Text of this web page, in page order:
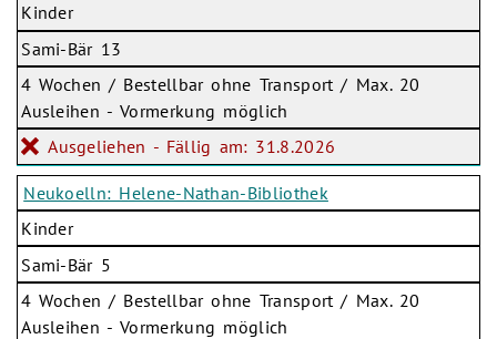
Kinder
Sami-Bär 13
4 Wochen / Bestellbar ohne Transport / Max. 20
Ausleihen - Vormerkung möglich
Ausgeliehen - Fällig am: 31.8.2026
Neukoelln: Helene-Nathan-Bibliothek
Kinder
Sami-Bär 5
4 Wochen / Bestellbar ohne Transport / Max. 20
Ausleihen - Vormerkung möglich